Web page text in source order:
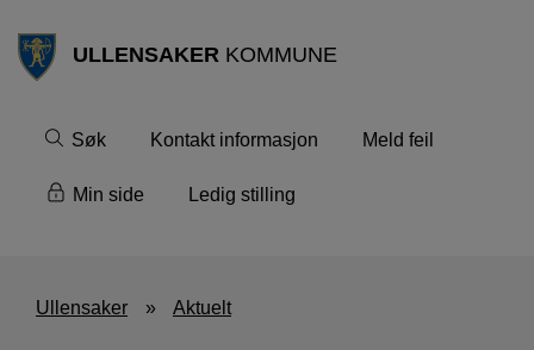
ULLENSAKERKOMMUNE
Søk Kontakt informasjon Meld feil
Min side Ledig stilling
Ullensaker Aktuelt